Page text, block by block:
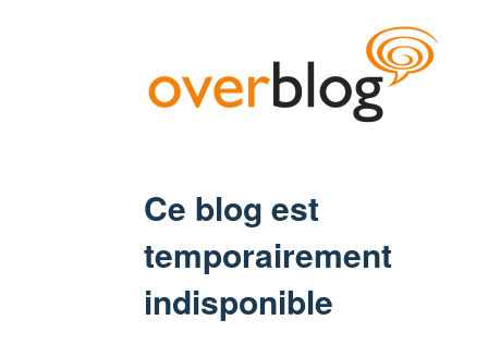
Ce blog est
temporairement
indisponible